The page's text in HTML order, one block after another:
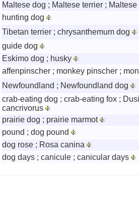
Maltese dog ; Maltese terrier ; Maltese
hunting dog
Tibetan terrier ; chrysanthemum dog
guide dog
Eskimo dog ; husky
affenpinscher ; monkey pinscher ;
Newfoundland ; Newfoundland dog
crab-eating dog ; crab-eating fox ;
cancrivorus
prairie dog ; prairie marmot
pound ; dog pound
dog rose ; Rosa canina
dog days ; canicule ; canicular days